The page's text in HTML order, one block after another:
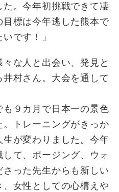
。今年初挑戦できて凄
目標は今年逃した熊本で
です！」
な人と出会い、発見と
村さん。大会を通して
も９カ月で日本一の景色
トレーニングがきっか
が変わりました。今年
て、ポージング、ウォ
った先生からも新しい
女性としての心構えや